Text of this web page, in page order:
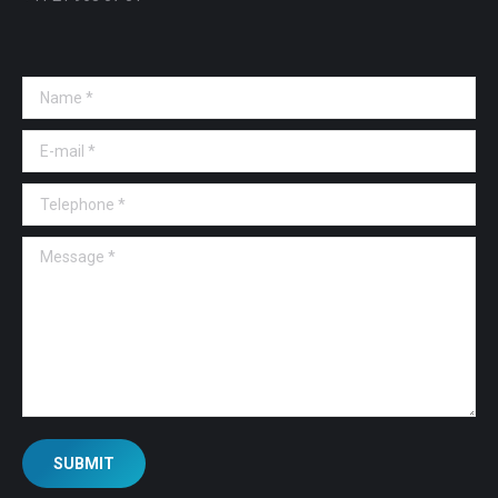
Name *
E-mail *
Telephone *
Message *
SUBMIT